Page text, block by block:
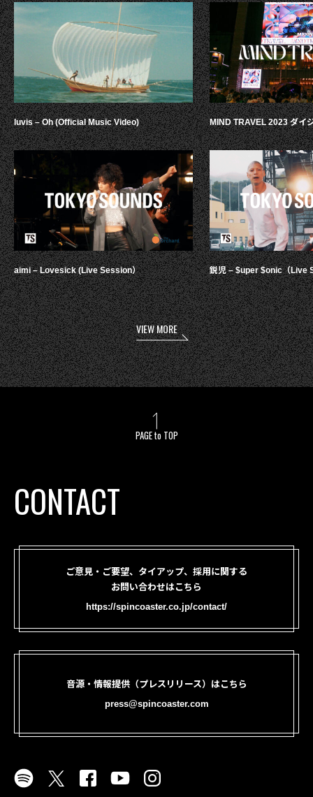
luvis – Oh (Official Music Video)
aimi – Lovesick (Live Session）
MIND TRAVEL 2023 ダイ
鋭児 – $uper $onic（Live
VIEW MORE
PAGE to TOP
CONTACT
ご意見・ご要望、タイアップ、採用に関する
お問い合わせはこちら
https://spincoaster.co.jp/contact/
音源・情報提供（プレスリリース）はこちら
press@spincoaster.com